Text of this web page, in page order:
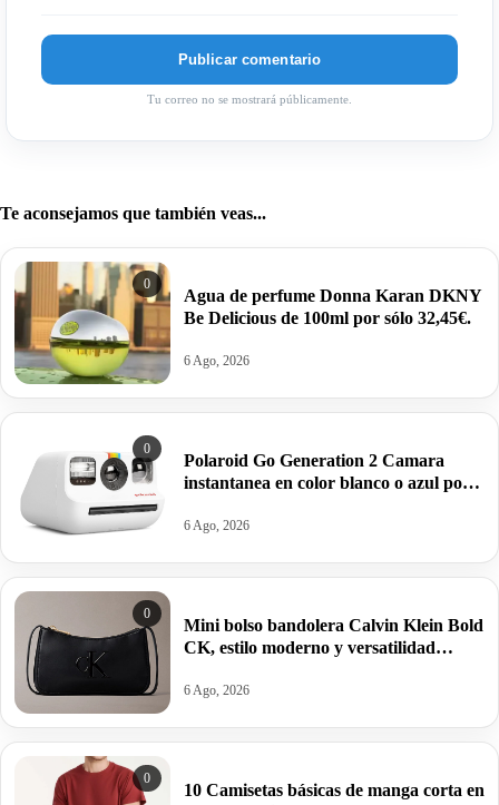
Tu correo no se mostrará públicamente.
Te aconsejamos que también veas...
0
Agua de perfume Donna Karan DKNY
Be Delicious de 100ml por sólo 32,45€.
6 Ago, 2026
0
Polaroid Go Generation 2 Camara
instantanea en color blanco o azul por
6 Ago, 2026
0
Mini bolso bandolera Calvin Klein Bold
CK, estilo moderno y versatilidad
6 Ago, 2026
0
10 Camisetas básicas de manga corta en